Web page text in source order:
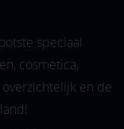
speciaal
cosmetica,
en de